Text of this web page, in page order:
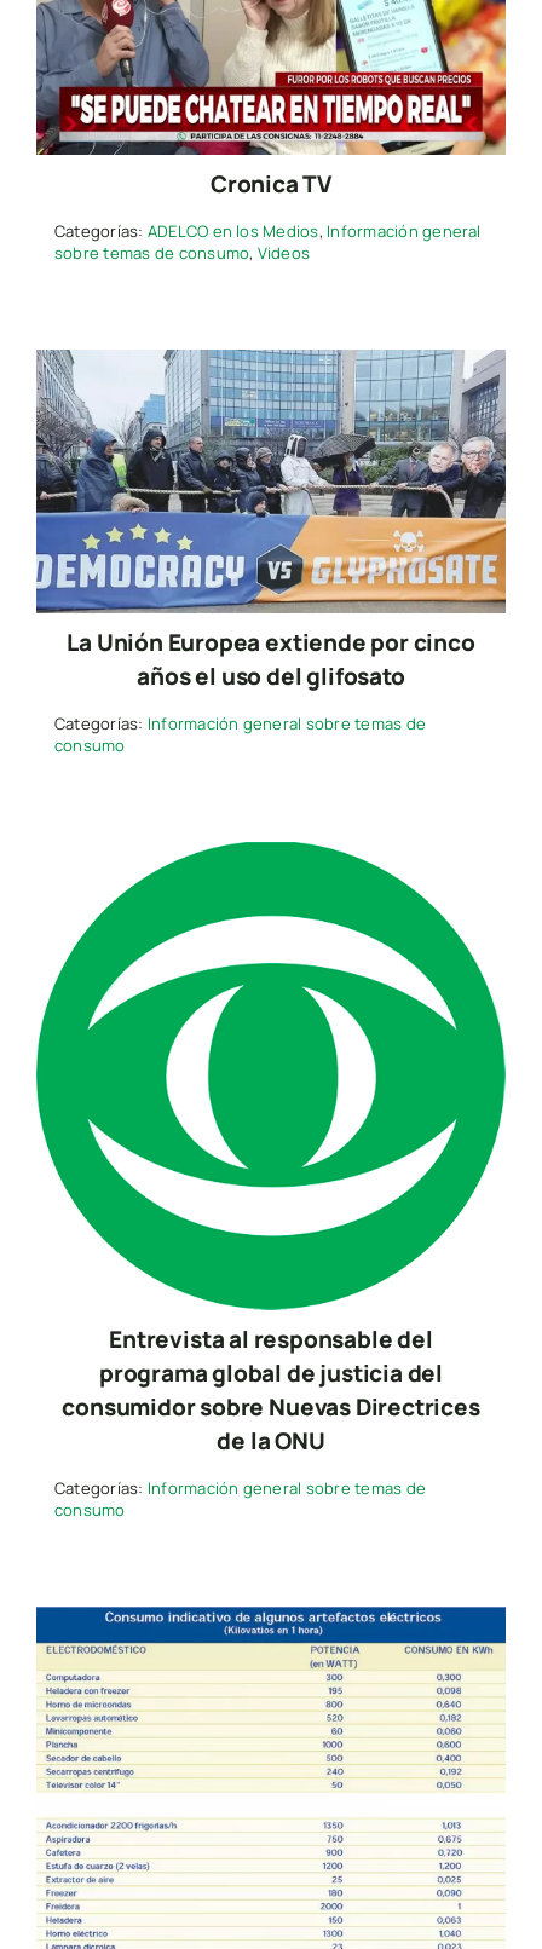
Cronica TV
Categorías: ADELCO en los Medios, Información general
sobre temas de consumo, Videos
La Unión Europea extiende por cinco
años el uso del glifosato
Categorías: Información general sobre temas de
consumo
Entrevista al responsable del
programa global de justicia del
consumidor sobre Nuevas Directrices
de la ONU
Categorías: Información general sobre temas de
consumo
Presione “ESC” para salir.